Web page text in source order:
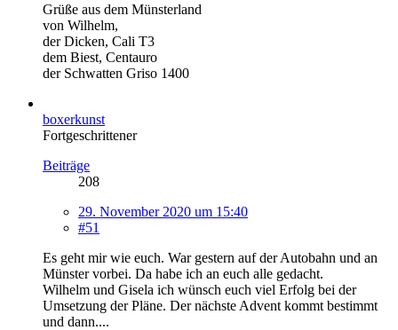
Grüße aus dem Münsterland
von Wilhelm,
der Dicken, Cali T3
dem Biest, Centauro
der Schwatten Griso 1400
boxerkunst
Fortgeschrittener
Beiträge
208
29. November 2020 um 15:40
#51
Es geht mir wie euch. War gestern auf der Autobahn und an
Münster vorbei. Da habe ich an euch alle gedacht.
Wilhelm und Gisela ich wünsch euch viel Erfolg bei der
Umsetzung der Pläne. Der nächste Advent kommt bestimmt
und dann....